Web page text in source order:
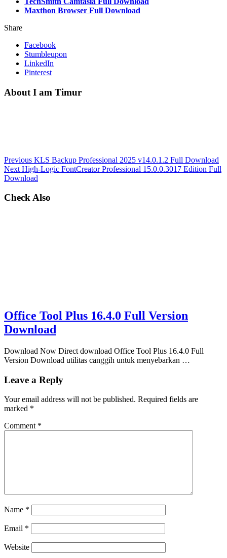
Maxthon Browser Full Download
Share
Facebook
Stumbleupon
LinkedIn
Pinterest
About I am Timur
Previous KLS Backup Professional 2025 v14.0.1.2 Full Download
Next High-Logic FontCreator Professional 15.0.0.3017 Edition Full
Download
Check Also
Office Tool Plus 16.4.0 Full Version
Download
Download Now Direct download Office Tool Plus 16.4.0 Full
Version Download utilitas canggih untuk menyebarkan …
Leave a Reply
Your email address will not be published. Required fields are
marked *
Comment *
Name *
Email *
Website